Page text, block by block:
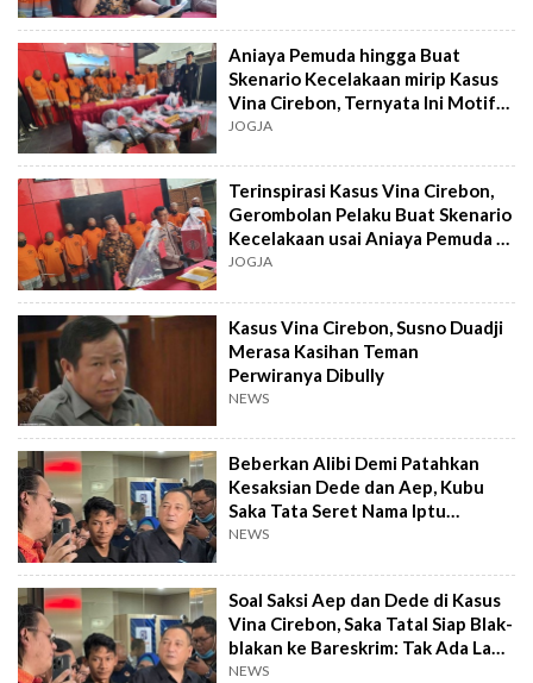
Aniaya Pemuda hingga Buat
Skenario Kecelakaan mirip Kasus
Vina Cirebon, Ternyata Ini Motif
Pelaku
JOGJA
Terinspirasi Kasus Vina Cirebon,
Gerombolan Pelaku Buat Skenario
Kecelakaan usai Aniaya Pemuda di
Kota Jogja
JOGJA
Kasus Vina Cirebon, Susno Duadji
Merasa Kasihan Teman
Perwiranya Dibully
NEWS
Beberkan Alibi Demi Patahkan
Kesaksian Dede dan Aep, Kubu
Saka Tata Seret Nama Iptu
Rudiana: Kapolri Harus Tegas!
NEWS
Soal Saksi Aep dan Dede di Kasus
Vina Cirebon, Saka Tatal Siap Blak-
blakan ke Bareskrim: Tak Ada Lagi
yang Ditutupi
NEWS